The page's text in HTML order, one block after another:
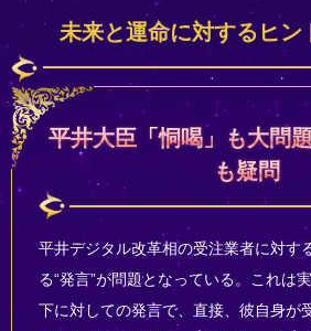
未来と運命に対するヒン
平井大臣「恫喝」も大問
も疑問
平井デジタル改革相の受注業者に対す
る“発言”が問題となっている。これは
下に対しての発言で、直接、彼自身が